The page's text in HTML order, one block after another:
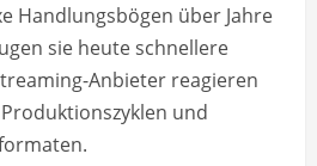
Handlungsbögen über Jahre
sie heute schnellere
Anbieter reagieren
und